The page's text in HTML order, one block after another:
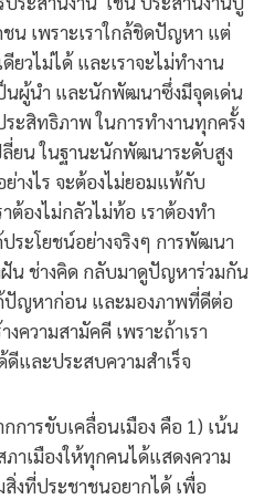
น เพราะเราใกล้ชิดปัญหา แต่
ยวไม่ได้ และเราจะไม่ทำงาน
นผู้นำ และนักพัฒนาซึ่งมีจุดเด่น
ะสิทธิภาพ ในการทำงานทุกครั้ง
ยน ในฐานะนักพัฒนาระดับสูง
างไร จะต้องไม่ยอมแพ้กับ
องไม่กลัวไม่ท้อ เราต้องทำ
ระโยชน์อย่างจริงๆ การพัฒนา
ฝัน ช่างคิด กลับมาดูปัญหาร่วมกัน
ปัญหาก่อน และมองภาพที่ดีต่อ
ความสามัคคี เพราะถ้าเรา
ดีและประสบความสำเร็จ
รขับเคลื่อนเมือง คือ 1) เน้น
าเมืองให้ทุกคนได้แสดงความ
งที่ประชาชนอยากได้ เพื่อ